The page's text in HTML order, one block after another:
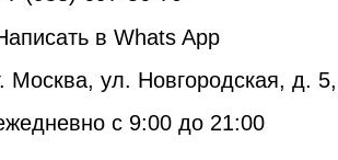
с 9:00 до 21:00
Москва, ул. Новгородская, д.
в Whats App